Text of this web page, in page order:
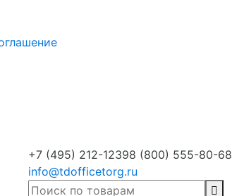
+7 (495) 212-12398 (800) 555-80-68
info@tdofficetorg.ru